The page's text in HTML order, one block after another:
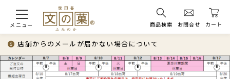
メニュー 商品検索 お問合せ カート
店舗からのメールが届かない場合について